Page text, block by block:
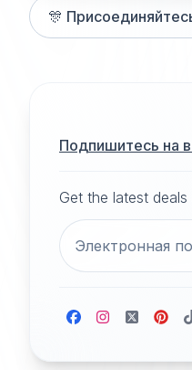
🎊
Подпишитесь на
Get the latest deals